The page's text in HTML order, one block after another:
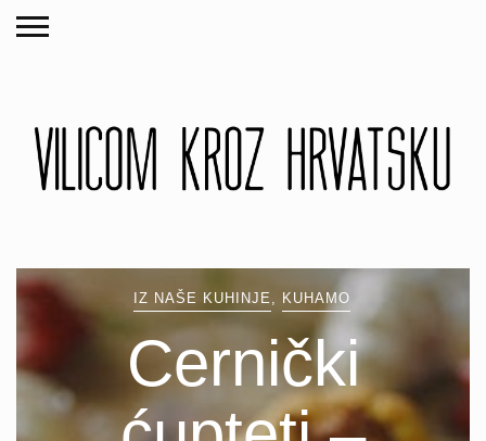
IZ NAŠE KUHINJE KUHAMO
Cernički